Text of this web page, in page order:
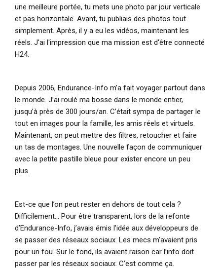
une meilleure portée, tu mets une photo par jour verticale
et pas horizontale. Avant, tu publiais des photos tout
simplement. Après, il y a eu les vidéos, maintenant les
réels. J'ai l'impression que ma mission est d'être connecté
H24.
Depuis 2006, Endurance-Info m’a fait voyager partout dans
le monde. J’ai roulé ma bosse dans le monde entier,
jusqu’à près de 300 jours/an. C’était sympa de partager le
tout en images pour la famille, les amis réels et virtuels.
Maintenant, on peut mettre des filtres, retoucher et faire
un tas de montages. Une nouvelle façon de communiquer
avec la petite pastille bleue pour exister encore un peu
plus.
Est-ce que l’on peut rester en dehors de tout cela ?
Difficilement… Pour être transparent, lors de la refonte
d’Endurance-Info, j’avais émis l’idée aux développeurs de
se passer des réseaux sociaux. Les mecs m’avaient pris
pour un fou. Sur le fond, ils avaient raison car l’info doit
passer par les réseaux sociaux. C’est comme ça.